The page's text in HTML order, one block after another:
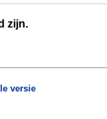
zijn.
versie